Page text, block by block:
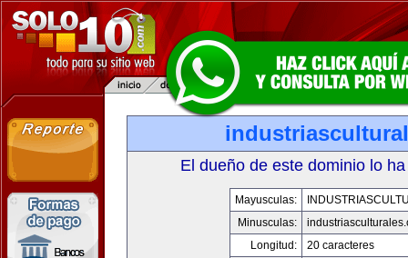
El dueño de este dominio lo
Mayusculas:
Minusculas:
Longitud:
20 caracteres